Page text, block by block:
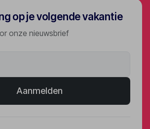
op je volgende vakantie
onze nieuwsbrief
Aanmelden